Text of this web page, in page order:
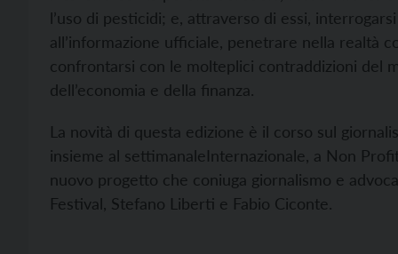
l’uso di pesticidi; e, attraverso di essi,
all’informazione ufficiale, penetrare nella realtà
confrontarsi con le molteplici contraddizioni del
dell’economia e della finanza.
La novità di questa edizione è il corso sul
insieme al settimanaleInternazionale, a Non
nuovo progetto che coniuga giornalismo e
Festival, Stefano Liberti e Fabio Ciconte.